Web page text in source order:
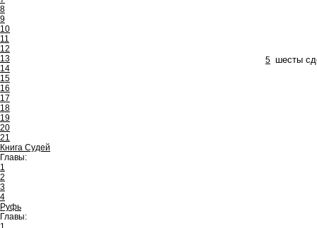
8
9
10
11
12
13
14
15
16
17
18
19
20
21
Книга Судей
Главы:
1
2
3
4
Руфь
Главы:
5 шесты